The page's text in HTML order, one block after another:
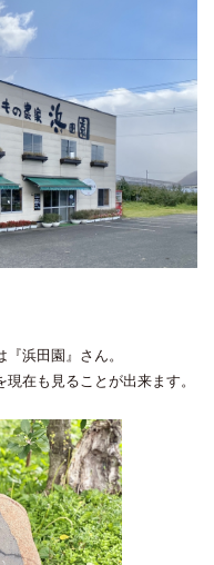
浜田園』さん。
現在も見ることが出来ます。